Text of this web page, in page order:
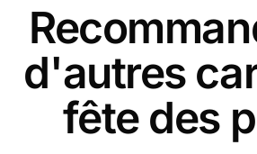
d'autres
fête des